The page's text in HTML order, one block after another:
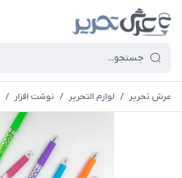
عرش تحریر / لوازم التحریر / نوشت افزار /